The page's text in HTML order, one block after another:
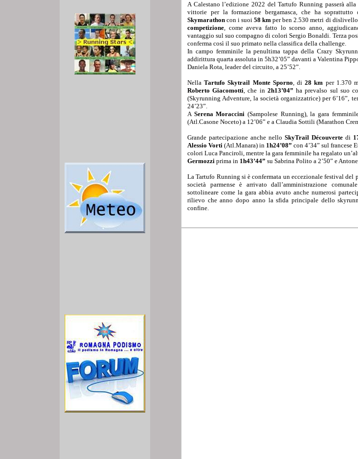
A Calestano l’edizione 2022 del Tartufo Running passerà
vittorie per la formazione bergamasca, che ha
Skymarathon con i suoi58 km per ben 2.530 metri di
competizione, come aveva fatto lo scorso anno,
vantaggio sul suo compagno di colori Sergio Bonaldi. Terza
conferma così il suo primato nella classifica della challenge.
In campo femminile la penultima tappa della Crazy
addirittura quarta assoluta in 5h32’05” davanti a Valentina
Daniela Rota, leader del circuito, a 25’52”.
NellaTartufo Skytrail Monte Sporno, di28 km per 1.370
Roberto Giacomotti, che in 2h13’04” ha prevalso sul suo
(Skyrunning Adventure, la società organizzatrice) per 6’16”,
24’23”.
A Serena Moraccini (Sampolese Running), la gara
(Atl.Casone Noceto) a 12’06” e a Claudia Sottili (Marathon
Grande partecipazione anche nello SkyTrail Découverte di
Alessio Vorti (Atl.Manara) in 1h24’08” con 4’34” sul francese
colori Luca Panciroli, mentre la gara femminile ha regalato
Germozzi prima in 1h43’44” su Sabrina Polito a 2’50” e
La Tartufo Running si è confermata un eccezionale festival del
società parmense è arrivato dall’amministrazione
sottolineare come la gara abbia avuto anche numerosi
rilievo che anno dopo anno la sfida principale dello
confine.